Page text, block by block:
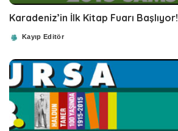
Karadeniz’in İlk Kitap Fuarı Başlıyor!
PostedKayıp Editör